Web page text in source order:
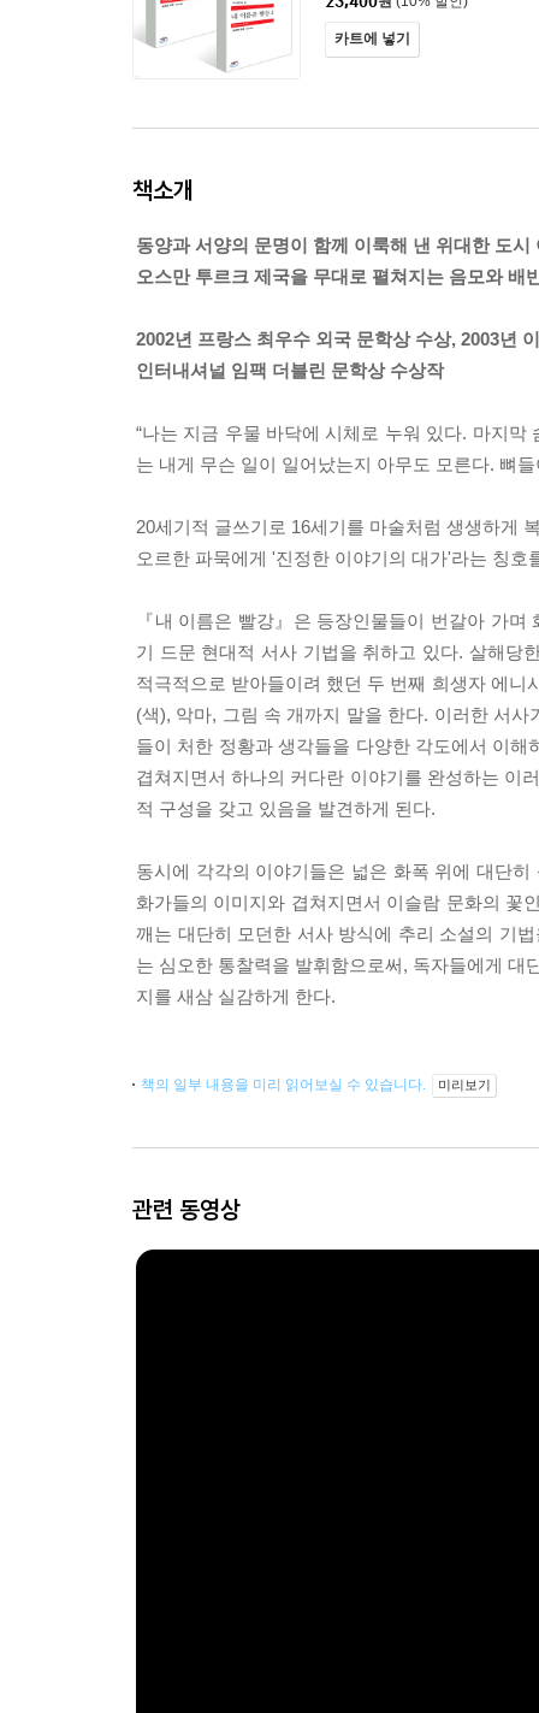
카트에 넣기
책소개
동양과 서양의 문명이 함께 이룩해 낸 위대한 도시
오스만 투르크 제국을 무대로 펼쳐지는 음모와 배
2002년 프랑스 최우수 외국 문학상 수상, 2003년
인터내셔널 임팩 더블린 문학상 수상작
“나는 지금 우물 바닥에 시체로 누워 있다. 마지
는 내게 무슨 일이 일어났는지 아무도 모른다. 뼈
20세기적 글쓰기로 16세기를 마술처럼 생생하게
오르한 파묵에게 '진정한 이야기의 대가'라는 칭호
『내 이름은 빨강』은 등장인물들이 번갈아 가
기 드문 현대적 서사 기법을 취하고 있다. 살해당
적극적으로 받아들이려 했던 두 번째 희생자 에
(색), 악마, 그림 속 개까지 말을 한다. 이러한 서
들이 처한 정황과 생각들을 다양한 각도에서 이
겹쳐지면서 하나의 커다란 이야기를 완성하는 이
적 구성을 갖고 있음을 발견하게 된다.
동시에 각각의 이야기들은 넓은 화폭 위에 대단
화가들의 이미지와 겹쳐지면서 이슬람 문화의 꽃
깨는 대단히 모던한 서사 방식에 추리 소설의 기
는 심오한 통찰력을 발휘함으로써, 독자들에게
지를 새삼 실감하게 한다.
책의 일부 내용을 미리 읽어보실 수 있습니다. 미리보기
관련 동영상